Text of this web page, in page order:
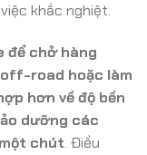
khắc nghiệt.
để chở hàng
road hoặc làm
hơn về độ bền
dưỡng các
chút. Điều